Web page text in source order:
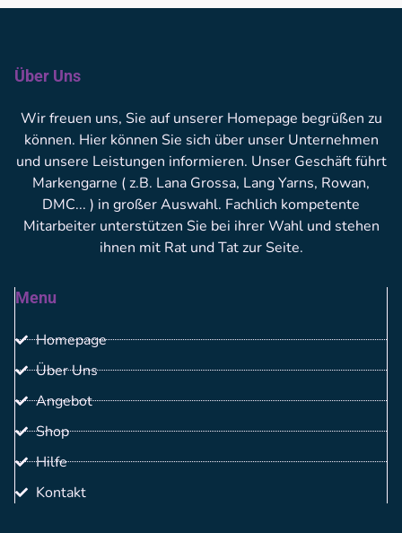
Über Uns
Wir freuen uns, Sie auf unserer Homepage begrüßen zu
können. Hier können Sie sich über unser Unternehmen
und unsere Leistungen informieren. Unser Geschäft führt
Markengarne ( z.B. Lana Grossa, Lang Yarns, Rowan,
DMC... ) in großer Auswahl. Fachlich kompetente
Mitarbeiter unterstützen Sie bei ihrer Wahl und stehen
ihnen mit Rat und Tat zur Seite.
Menu
Homepage
Über Uns
Angebot
Shop
Hilfe
Kontakt